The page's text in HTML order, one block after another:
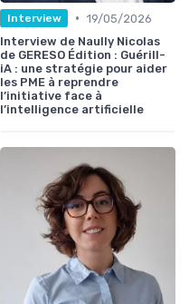
Interview • 19/05/2026
Interview de Naully Nicolas
de GERESO Édition : Guérill-
iA : une stratégie pour aider
les PME à reprendre
l’initiative face à
l’intelligence artificielle